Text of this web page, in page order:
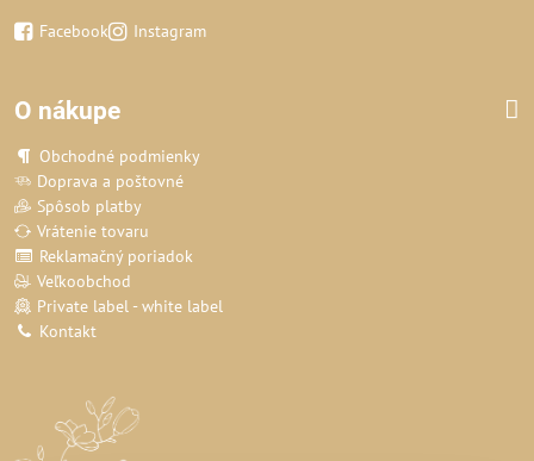
Facebook Instagram
O nákupe
Obchodné podmienky
Doprava a poštovné
Spôsob platby
Vrátenie tovaru
Reklamačný poriadok
Veľkoobchod
Private label - white label
Kontakt